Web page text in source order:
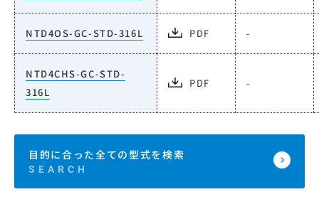
NTD4OS-GC-STD-316L PDF -
NTD4CHS-GC-STD-
316L
PDF -
目的に合った全ての型式を検索